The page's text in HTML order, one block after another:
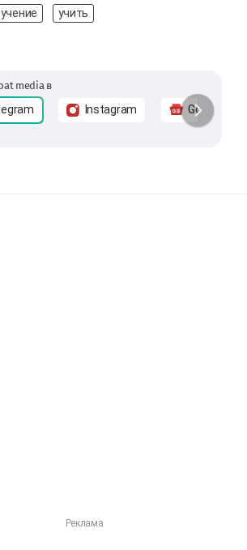
учить
media в
Instagram Google News